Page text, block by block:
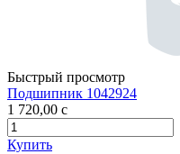
Быстрый просмотр
Подшипник 1042924
1 720,00 c
Купить